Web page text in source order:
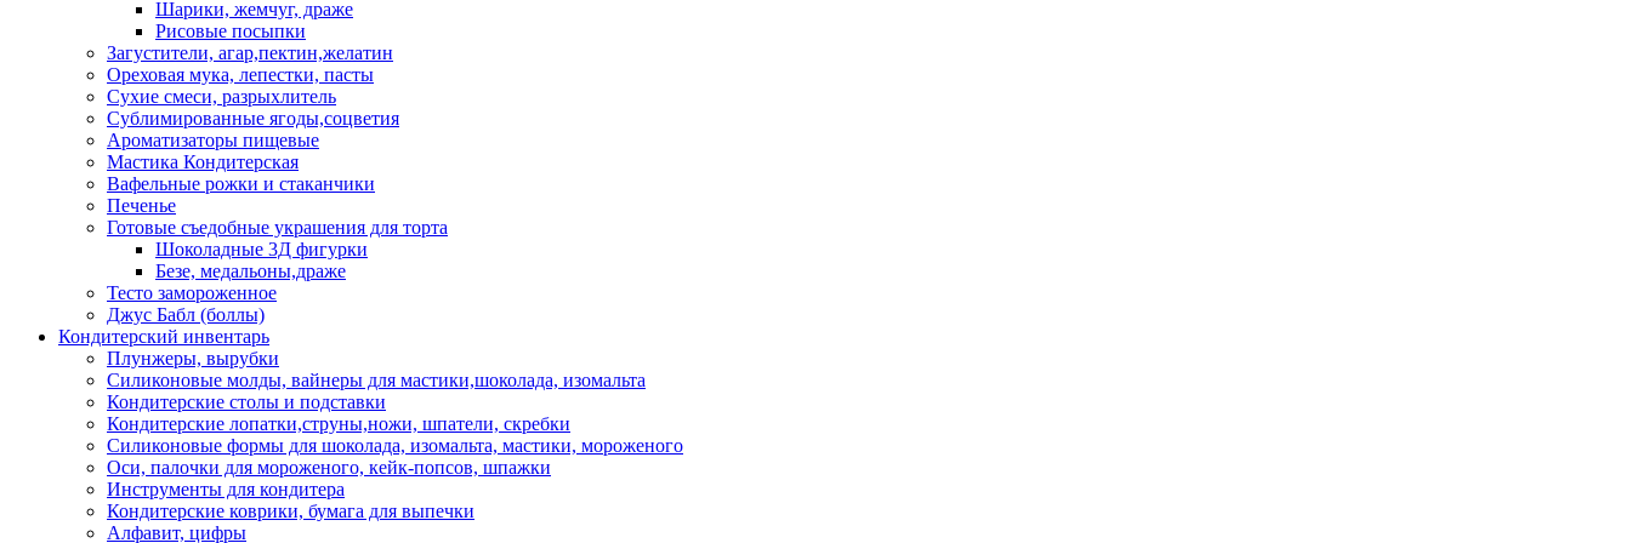
Шарики, жемчуг, драже
Рисовые посыпки
Загустители, агар,пектин,желатин
Ореховая мука, лепестки, пасты
Сухие смеси, разрыхлитель
Сублимированные ягоды,соцветия
Ароматизаторы пищевые
Мастика Кондитерская
Вафельные рожки и стаканчики
Печенье
Готовые съедобные украшения для торта
Шоколадные 3Д фигурки
Безе, медальоны,драже
Тесто замороженное
Джус Бабл (боллы)
Кондитерский инвентарь
Плунжеры, вырубки
Силиконовые молды, вайнеры для мастики,шоколада, изомальта
Кондитерские столы и подставки
Кондитерские лопатки,струны,ножи, шпатели, скребки
Силиконовые формы для шоколада, изомальта, мастики, мороженого
Оси, палочки для мороженого, кейк-попсов, шпажки
Инструменты для кондитера
Кондитерские коврики, бумага для выпечки
Алфавит, цифры